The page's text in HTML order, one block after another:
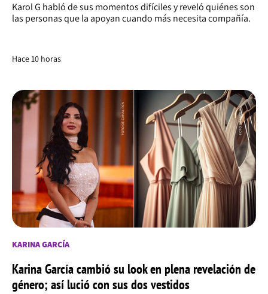
Karol G habló de sus momentos difíciles y reveló quiénes son
las personas que la apoyan cuando más necesita compañía.
Hace 10 horas
KARINA GARCÍA
Karina García cambió su look en plena revelación de
género; así lució con sus dos vestidos